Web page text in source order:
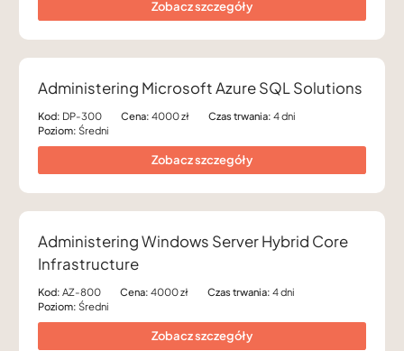
Zobacz szczegóły
Administering Microsoft Azure SQL Solutions
Kod: DP-300 Cena: 4000 zł Czas trwania: 4 dni
Poziom: Średni
Zobacz szczegóły
Administering Windows Server Hybrid Core
Infrastructure
Kod: AZ-800 Cena: 4000 zł Czas trwania: 4 dni
Poziom: Średni
Zobacz szczegóły